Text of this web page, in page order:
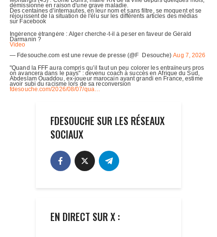
FDESOUCHE SUR LES RÉSEAUX
SOCIAUX
EN DIRECT SUR X :